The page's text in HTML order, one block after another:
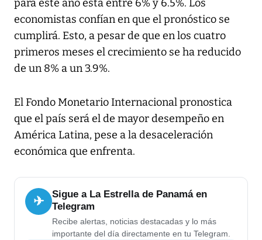
para este año está entre 6% y 6.5%. Los
economistas confían en que el pronóstico se
cumplirá. Esto, a pesar de que en los cuatro
primeros meses el crecimiento se ha reducido
de un 8% a un 3.9%.
El Fondo Monetario Internacional pronostica
que el país será el de mayor desempeño en
América Latina, pese a la desaceleración
económica que enfrenta.
✈
Sigue a La Estrella de Panamá en
Telegram
Recibe alertas, noticias destacadas y lo más
importante del día directamente en tu Telegram.